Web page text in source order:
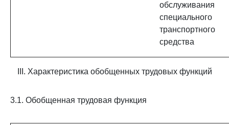
обслуживания
специального
транспортного
средства
III. Характеристика обобщенных трудовых функций
3.1. Обобщенная трудовая функция